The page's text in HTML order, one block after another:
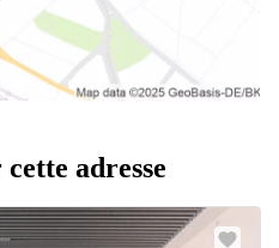
adresse